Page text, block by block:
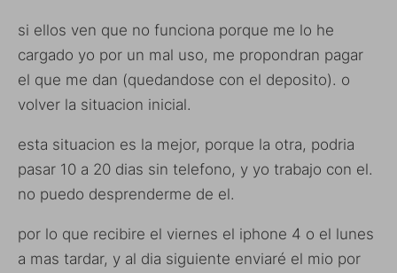
si ellos ven que no funciona porque me lo he
cargado yo por un mal uso, me propondran pagar
el que me dan (quedandose con el deposito). o
volver la situacion inicial.
esta situacion es la mejor, porque la otra, podria
pasar 10 a 20 dias sin telefono, y yo trabajo con el.
no puedo desprenderme de el.
por lo que recibire el viernes el iphone 4 o el lunes
a mas tardar, y al dia siguiente enviaré el mio por